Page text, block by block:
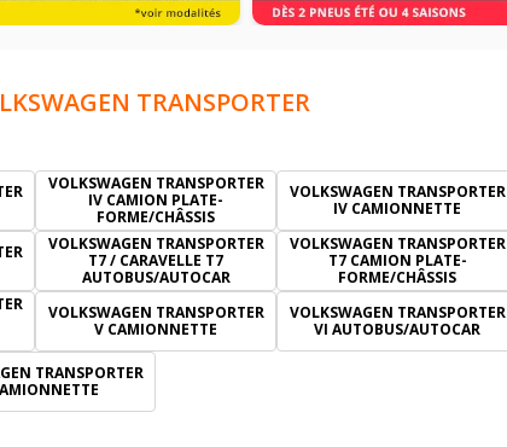
TRANSPORTER
VOLKSWAGEN TRANSPORTER
IV CAMION PLATE-
FORME/CHÂSSIS
VOLKSWAGEN TRANSPORTER
IV CAMIONNETTE
VOLKSWAGEN TRANSPORTER
T7 / CARAVELLE T7
AUTOBUS/AUTOCAR
VOLKSWAGEN TRANSPORTER
T7 CAMION PLATE-
FORME/CHÂSSIS
VOLKSWAGEN TRANSPORTER
V CAMIONNETTE
VOLKSWAGEN TRANSPORTER
VI AUTOBUS/AUTOCAR
TRANSPORTER